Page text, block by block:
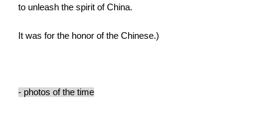
to unleash the spirit of China.
It was for the honor of the Chinese.)
- photos of the time